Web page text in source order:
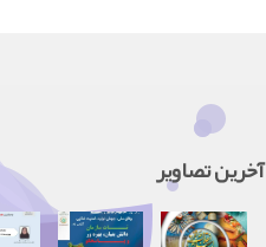
آخرین تصاویر